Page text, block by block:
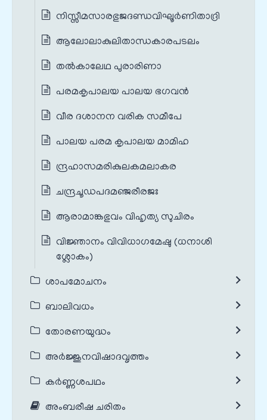
നിസ്സീമസാരഭുജദണ്ഡവിഘൂർണിതാദ്രി
ആലോലാകുലിതാന്ധകാരപടലം
തൽകാലേഥ പുരാരിണാ
പരമകൃപാലയ പാലയ ഭഗവൻ
വീര ദശാനന വരിക സമീപേ
പാലയ പരമ കൃപാലയ മാമിഹ
ന്ദ്രഹാസമരികുലകമലാകര
ചന്ദ്രചൂഡപദമഞ്ജരീരജഃ
ആരാമാങ്കഭുവം വിഹൃത്യ സുചിരം
വിജ്ഞാനം വിവിധാഗമേഷു (ധനാശി
ശ്ലോകം)
ശാപമോചനം
ബാലിവധം
തോരണയുദ്ധം
അർജ്ജുനവിഷാദവൃത്തം
കർണ്ണശപഥം
അംബരീഷ ചരിതം